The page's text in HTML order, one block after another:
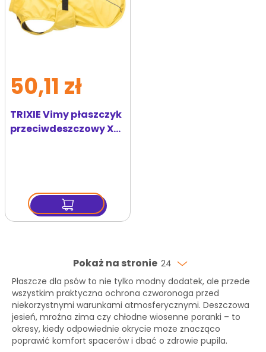
TRIXIE Vimy płaszczyk
przeciwdeszczowy XS
50,11 zł
Pokaż na stronie 24
Płaszcze dla psów to nie tylko modny dodatek, ale przede
wszystkim praktyczna ochrona czworonoga przed
niekorzystnymi warunkami atmosferycznymi. Deszczowa
jesień, mroźna zima czy chłodne wiosenne poranki – to
okresy, kiedy odpowiednie okrycie może znacząco
poprawić komfort spacerów i dbać o zdrowie pupila.